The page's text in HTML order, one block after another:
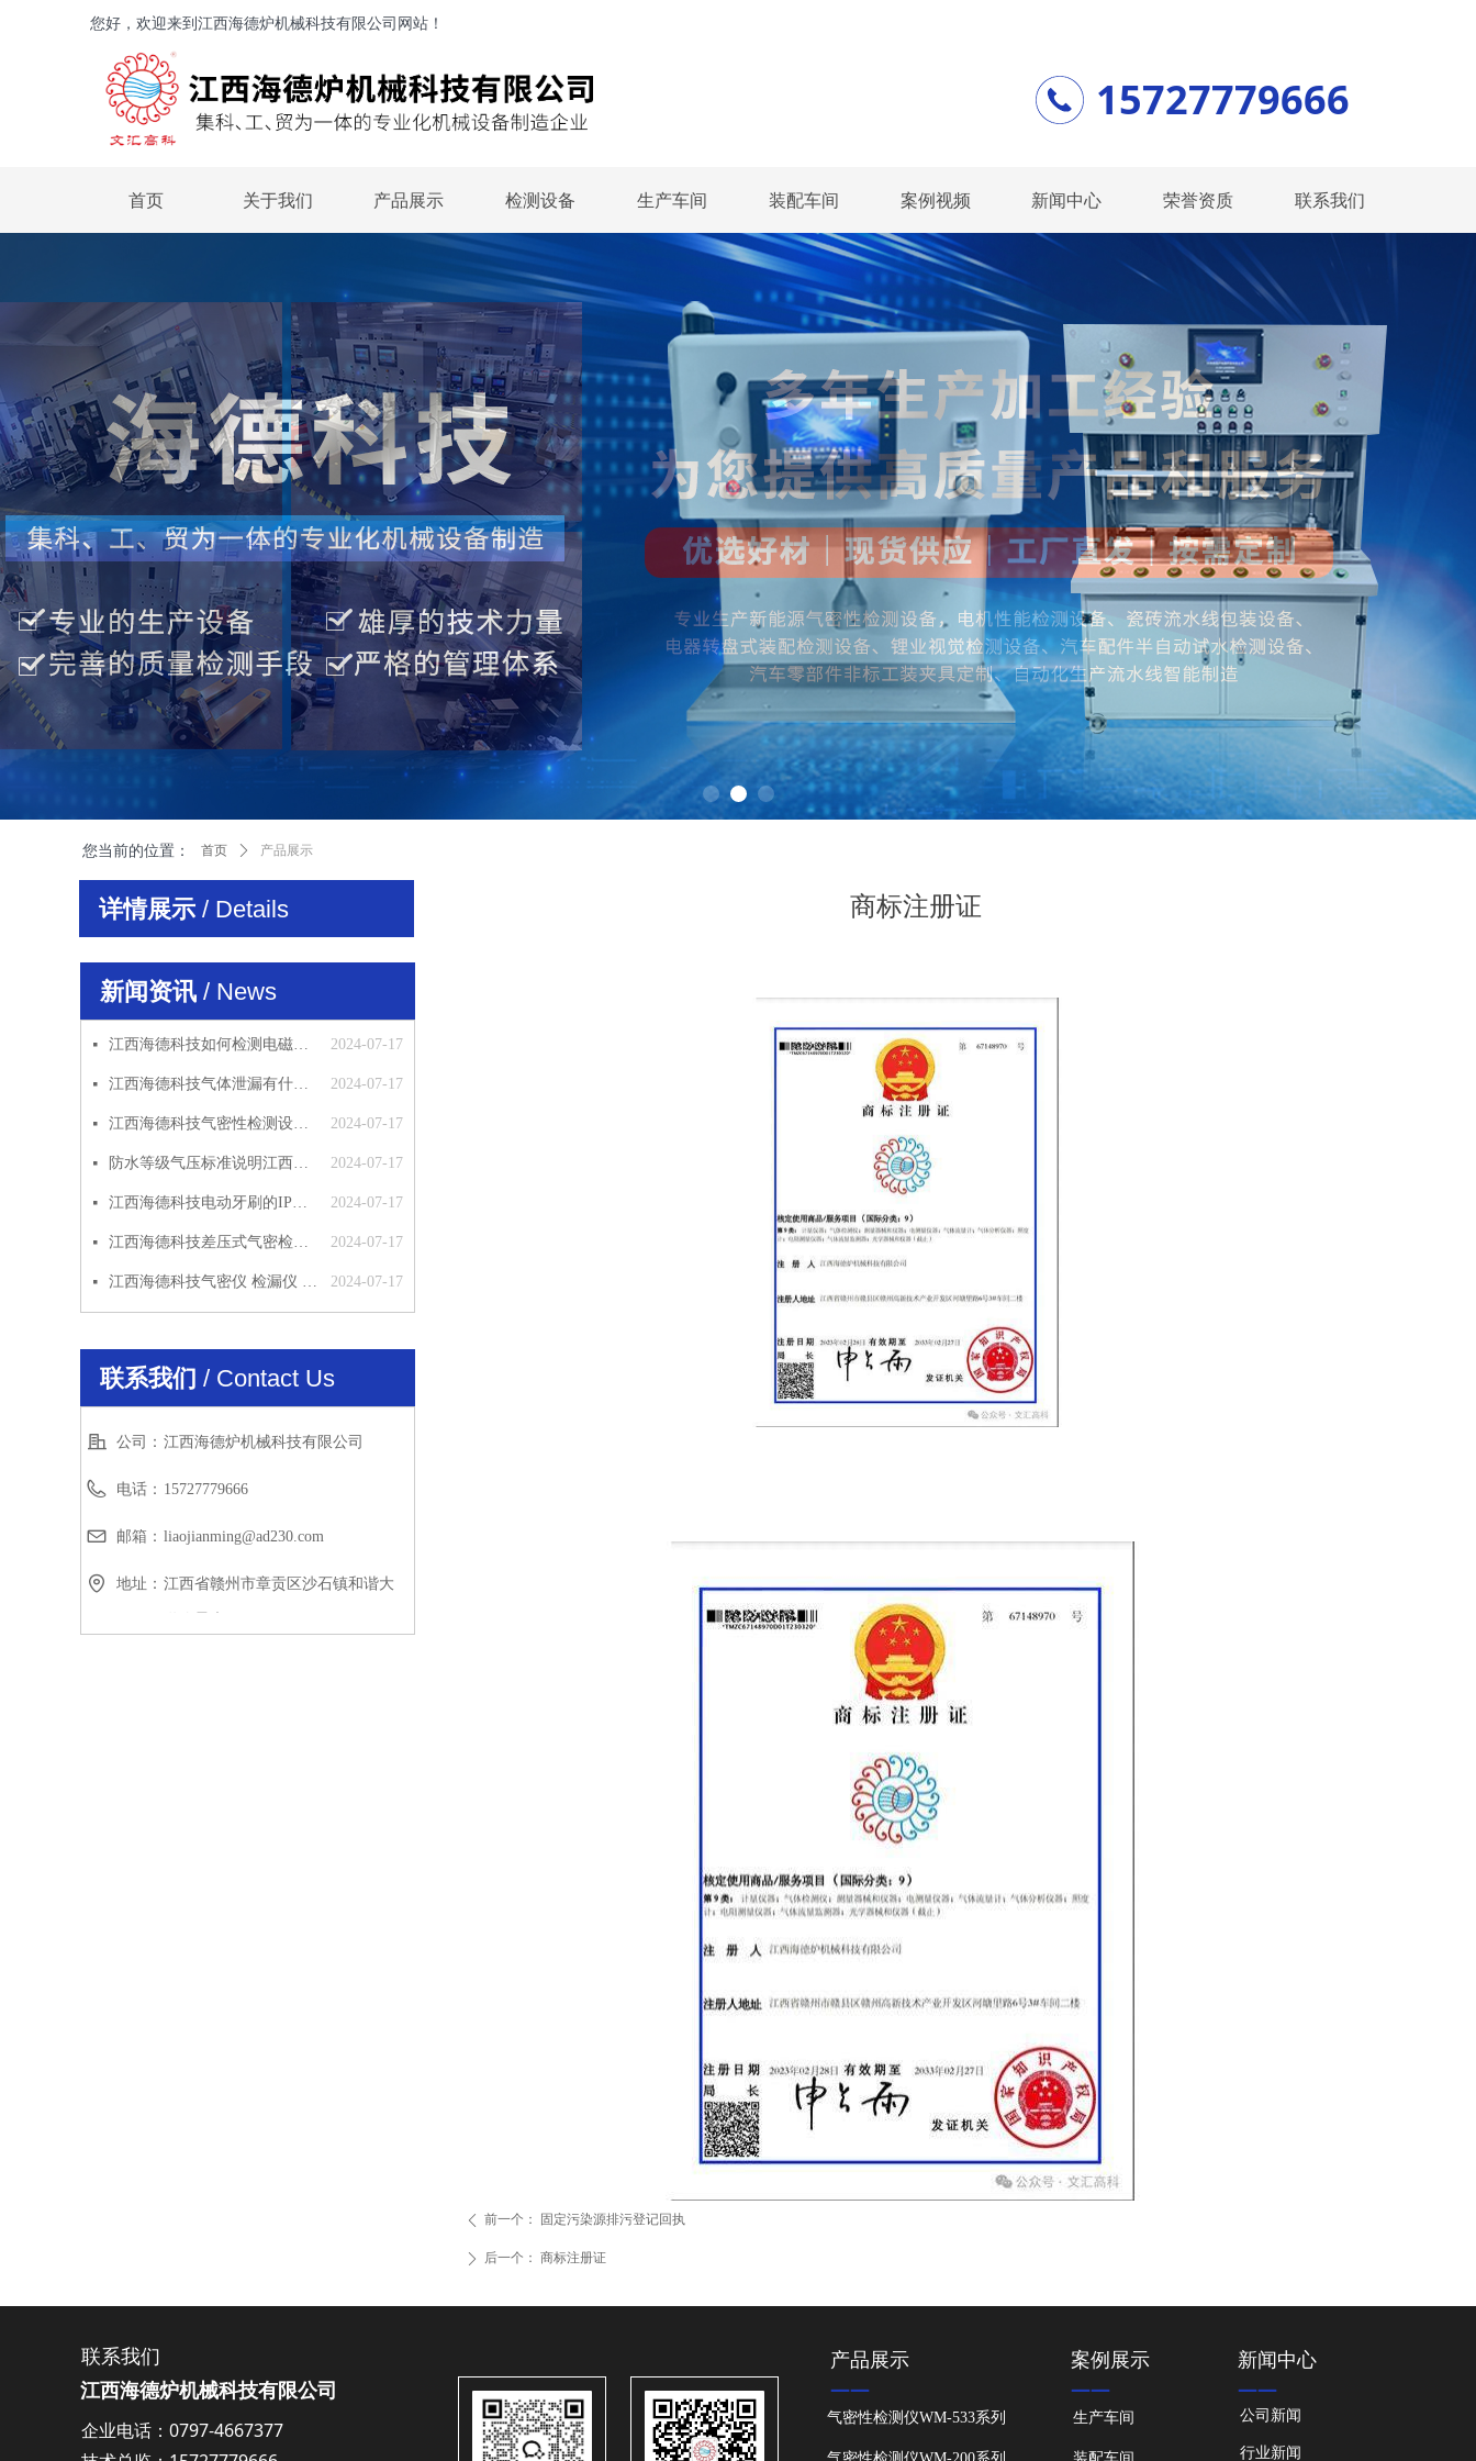
您好，欢迎来到江西海德炉机械科技有限公司网站！
15727779666
首页 关于我们 产品展示 检测设备 生产车间 装配车间 案例视频 新闻中心 荣誉资质 联系我们
您当前的位置： 首页 ꄲ 产品展示
详情展示 / Details
新闻资讯 / News
2024-07-17
넷 江西海德科技如何检测电磁阀的密封性
2024-07-17
넷 江西海德科技气体泄漏有什么影响
2024-07-17
넷 江西海德科技气密性检测设备应用范围
2024-07-17
넷 防水等级气压标准说明江西海德科技
2024-07-17
넷 江西海德科技电动牙刷的IP防水等级检测方法
2024-07-17
넷 江西海德科技差压式气密检漏仪原理
2024-07-17
넷 江西海德科技气密仪 检漏仪 气密性检测仪 工作原理 使用说明
联系我们 / Contact Us
公司： 江西海德炉机械科技有限公司
电话： 15727779666
邮箱： liaojianming@ad230.com
地址： 江西省赣州市章贡区沙石镇和谐大
商标注册证
ꄴ 前一个： 固定污染源排污登记回执
ꄲ 后一个： 商标注册证
联系我们
江西海德炉机械科技有限公司
企业电话：0797-4667377
产品展示
——
案例展示
——
生产车间
气密性检测仪WM-533系列
新闻中心
——
公司新闻
行业新闻